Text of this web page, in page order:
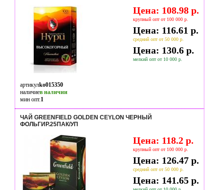
Цена: 108.98 р.
крупный опт от 100 000 р.
Цена: 116.61 р.
средний опт от 50 000 р.
Цена: 130.6 р.
мелкий опт от 10 000 р.
артикулko015350
наличиев наличии
мин опт.1
ЧАЙ GREENFIELD GOLDEN CEYLON ЧЕРНЫЙ
ФОЛЬГИР.25ПАК/УП
Цена: 118.2 р.
крупный опт от 100 000 р.
Цена: 126.47 р.
средний опт от 50 000 р.
Цена: 141.65 р.